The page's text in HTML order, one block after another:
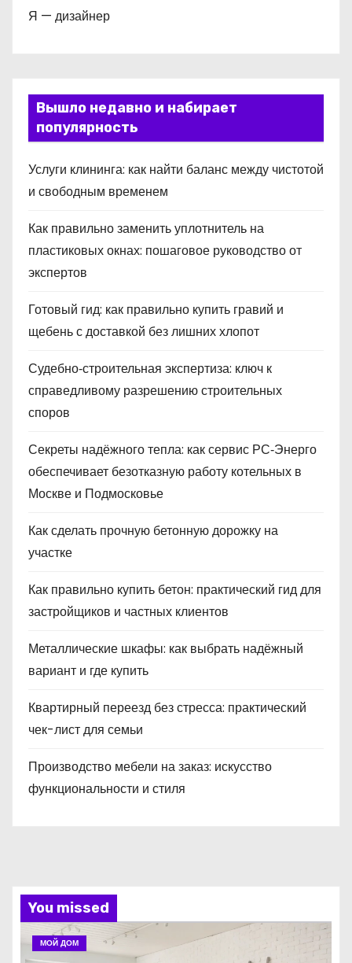
Я — дизайнер
Вышло недавно и набирает
популярность
Услуги клининга: как найти баланс между чистотой
и свободным временем
Как правильно заменить уплотнитель на
пластиковых окнах: пошаговое руководство от
экспертов
Готовый гид: как правильно купить гравий и
щебень с доставкой без лишних хлопот
Судебно‑строительная экспертиза: ключ к
справедливому разрешению строительных
споров
Секреты надёжного тепла: как сервис РС‑Энерго
обеспечивает безотказную работу котельных в
Москве и Подмосковье
Как сделать прочную бетонную дорожку на
участке
Как правильно купить бетон: практический гид для
застройщиков и частных клиентов
Металлические шкафы: как выбрать надёжный
вариант и где купить
Квартирный переезд без стресса: практический
чек-лист для семьи
Производство мебели на заказ: искусство
функциональности и стиля
You missed
МОЙ ДОМ